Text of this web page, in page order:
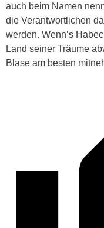
auch beim Namen
die Verantwortlichen
werden. Wenn’s
Land seiner Träume
Blase am besten